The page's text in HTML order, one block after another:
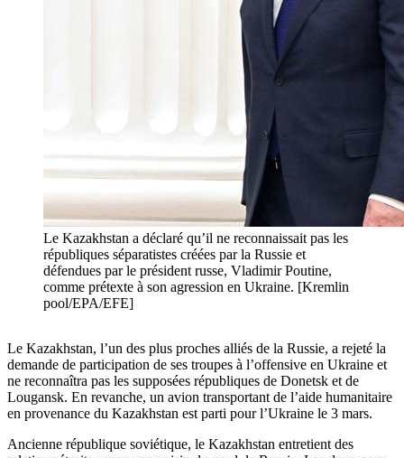
Le Kazakhstan a déclaré qu’il ne reconnaissait pas les
républiques séparatistes créées par la Russie et
défendues par le président russe, Vladimir Poutine,
comme prétexte à son agression en Ukraine. [Kremlin
pool/EPA/EFE]
Le Kazakhstan, l’un des plus proches alliés de la Russie, a rejeté la
demande de participation de ses troupes à l’offensive en Ukraine et
ne reconnaîtra pas les supposées républiques de Donetsk et de
Lougansk. En revanche, un avion transportant de l’aide humanitaire
en provenance du Kazakhstan est parti pour l’Ukraine le 3 mars.
Ancienne république soviétique, le Kazakhstan entretient des